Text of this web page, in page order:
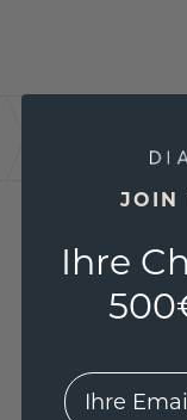
JOIN
Ihre
EMail